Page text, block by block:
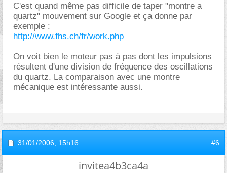
C'est quand même pas difficile de taper "montre a
quartz" mouvement sur Google et ça donne par
exemple :
http://www.fhs.ch/fr/work.php
On voit bien le moteur pas à pas dont les impulsions
résultent d'une division de fréquence des oscillations
du quartz. La comparaison avec une montre
mécanique est intéressante aussi.
31/01/2006, 15h16 #6
invitea4b3ca4a